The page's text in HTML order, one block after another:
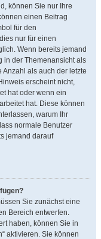
können Sie nur Ihre
einen Beitrag
für den
nur für einen
Wenn bereits jemand
in der Themenansicht als
als auch der letzte
erscheint nicht,
hat oder wenn ein
hat. Diese können
warum Ihr
normale Benutzer
jemand darauf
Sie zunächst eine
Bereich entwerfen.
haben, können Sie in
aktivieren. Sie können